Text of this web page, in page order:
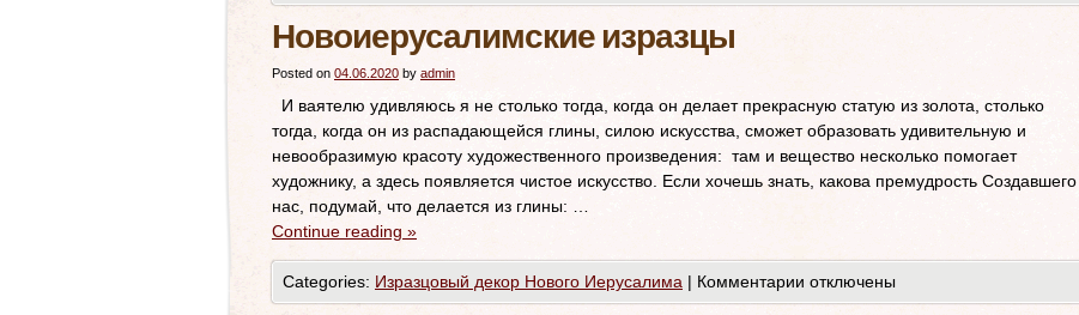
Новоиерусалимские изразцы
Posted on 04.06.2020 by admin
И ваятелю удивляюсь я не столько тогда, когда он делает прекрасную статую из золота, столько
тогда, когда он из распадающейся глины, силою искусства, сможет образовать удивительную и
невообразимую красоту художественного произведения: там и вещество несколько помогает
художнику, а здесь появляется чистое искусство. Если хочешь знать, какова премудрость Создавшего
нас, подумай, что делается из глины: …
Continue reading »
Categories: Изразцовый декор Нового Иерусалима | Комментарии отключены